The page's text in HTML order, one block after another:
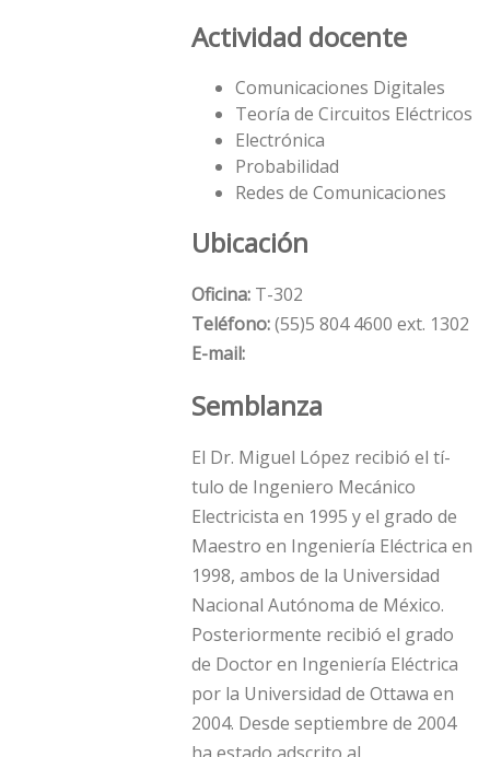
Actividad docente
Comunicaciones Digitales
Teorí­a de Circuitos Eléctricos
Electrónica
Probabilidad
Redes de Comunicaciones
Ubicación
Oficina: T-302
Teléfono:(55)5 804 4600 ext. 1302
E-mail:
Semblanza
El Dr. Miguel López recibió el tí­
tulo de Ingeniero Mecánico
Electricista en 1995 y el grado de
Maestro en Ingenierí­a Eléctrica en
1998, ambos de la Universidad
Nacional Autónoma de México.
Posteriormente recibió el grado
de Doctor en Ingenierí­a Eléctrica
por la Universidad de Ottawa en
2004. Desde septiembre de 2004